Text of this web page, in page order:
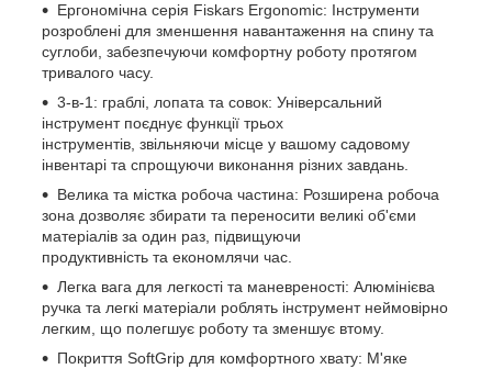
Ергономічна серія Fiskars Ergonomic: Інструменти
розроблені для зменшення навантаження на спину та
суглоби, забезпечуючи комфортну роботу протягом
тривалого часу.
3-в-1: граблі, лопата та совок: Універсальний
інструмент поєднує функції трьох
інструментів, звільняючи місце у вашому садовому
інвентарі та спрощуючи виконання різних завдань.
Велика та містка робоча частина: Розширена робоча
зона дозволяє збирати та переносити великі об'єми
матеріалів за один раз, підвищуючи
продуктивність та економлячи час.
Легка вага для легкості та маневреності: Алюмінієва
ручка та легкі матеріали роблять інструмент неймовірно
легким, що полегшує роботу та зменшує втому.
Покриття SoftGrip для комфортного хвату: М'яке